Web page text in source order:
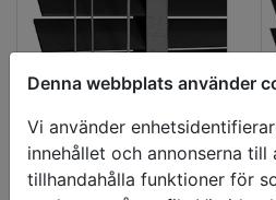
Denna webbplats använder
Vi använder
innehållet och annonserna till
tillhandahålla funktioner för
Träpersienn
er 50mm